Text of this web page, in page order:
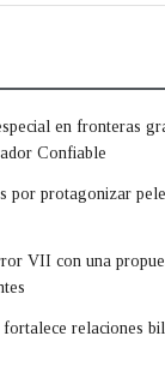
en fronteras
Confiable
por protagonizar
VII con una
relaciones